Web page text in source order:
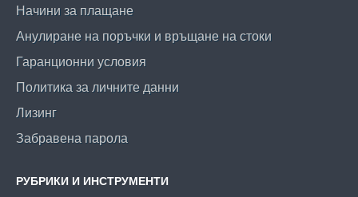
Начини за плащане
Анулиране на поръчки и връщане на стоки
Гаранционни условия
Политика за личните данни
Лизинг
Забравена парола
РУБРИКИ И ИНСТРУМЕНТИ